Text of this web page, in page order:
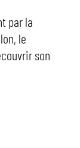
par la
le
son